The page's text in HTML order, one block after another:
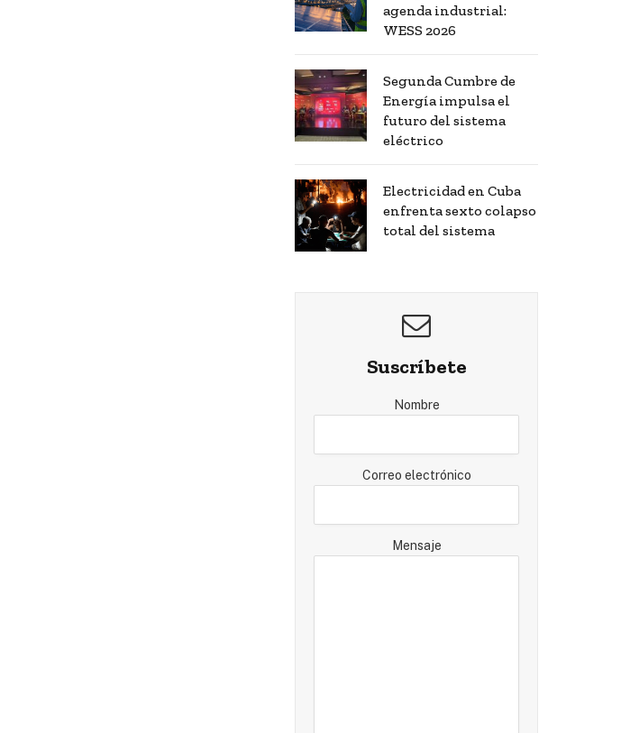
agenda industrial:
WESS 2026
Segunda Cumbre de
Energía impulsa el
futuro del sistema
eléctrico
Electricidad en Cuba
enfrenta sexto colapso
total del sistema
Suscríbete
Nombre
Correo electrónico
Mensaje